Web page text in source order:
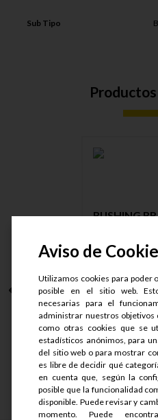
Sub Tipo
BUSHING
S/. 23.75
S/.19
Ver
Aviso de
Utilizamos cookies para poder
posible en el sitio web.
necesarias para el
administrar nuestros
como otras cookies que se
estadísticos anónimos, para
del sitio web o para mostrar
es libre de decidir qué
en cuenta que, según la
posible que la funcionalidad
disponible. Puede revisar y
momento. Puede